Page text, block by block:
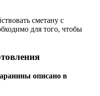
сметану с
для того, чтобы
описано в